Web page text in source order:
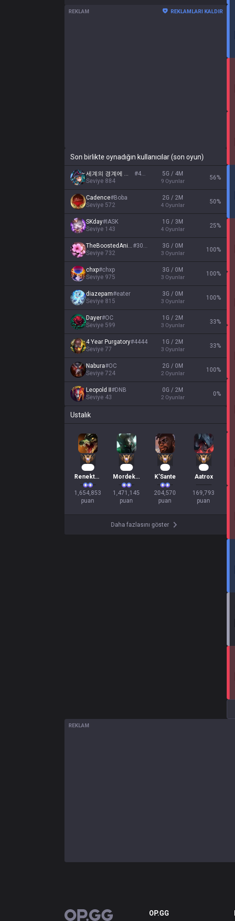
REKLAM REKLAMLARI KALDIR
Son birlikte oynadığın kullanıcılar (son oyun)
세계의 경계에 선 마녀 #4934
Seviye 884
5G / 4M
9 Oyunlar
56%
Cadence#Boba
Seviye 572
2G / 2M
4 Oyunlar
50%
SKday# IASK
Seviye 143
1G / 3M
4 Oyunlar
25%
TheBoostedAnimal#3040
Seviye 732
3G / 0M
3 Oyunlar
100%
chxp#chxp
Seviye 975
3G / 0M
3 Oyunlar
100%
diazepam#eater
Seviye 815
3G / 0M
3 Oyunlar
100%
Dayer#OC
Seviye 599
1G / 2M
3 Oyunlar
33%
4 Year Purgatory#4444
Seviye 77
1G / 2M
3 Oyunlar
33%
Nabura#OC
Seviye 724
2G / 0M
2 Oyunlar
100%
Leopold II #DNB
Seviye 43
0G / 2M
2 Oyunlar
0%
Ustalık
Renekton
1,654,853
puan
Mordekaiser
1,471,145
puan
K'Sante
204,570
puan
Aatrox
169,793
puan
Daha fazlasını göster
REKLAM
OP.GG OP.GG